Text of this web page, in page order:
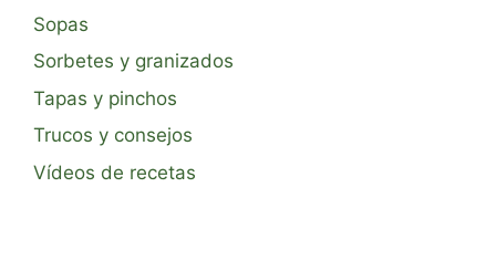
Sopas
Sorbetes y granizados
Tapas y pinchos
Trucos y consejos
Vídeos de recetas